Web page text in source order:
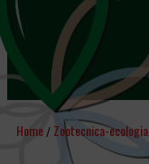
Home / Zootecnica-ecologia